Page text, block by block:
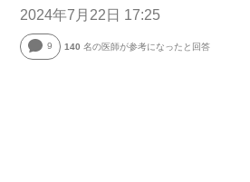
2024年7月22日 17:25
9 140 名の医師が参考になったと回答